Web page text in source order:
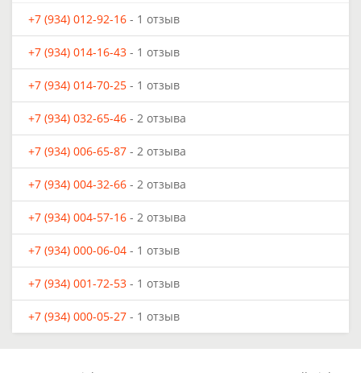
+7 (934) 012-92-16 - 1 отзыв
+7 (934) 014-16-43 - 1 отзыв
+7 (934) 014-70-25 - 1 отзыв
+7 (934) 032-65-46 - 2 отзыва
+7 (934) 006-65-87 - 2 отзыва
+7 (934) 004-32-66 - 2 отзыва
+7 (934) 004-57-16 - 2 отзыва
+7 (934) 000-06-04 - 1 отзыв
+7 (934) 001-72-53 - 1 отзыв
+7 (934) 000-05-27 - 1 отзыв